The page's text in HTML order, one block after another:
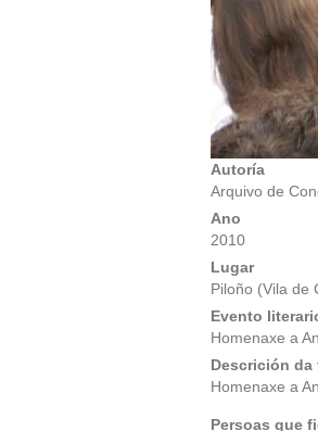
Autoría
Arquivo de
Ano
2010
Lugar
Piloño (Vila de
Evento
Homenaxe a
Descrición da
Homenaxe a
Persoas que